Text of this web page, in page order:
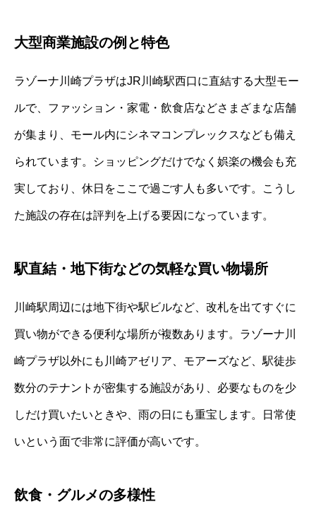
大型商業施設の例と特色
ラゾーナ川崎プラザはJR川崎駅西口に直結する大型モー
ルで、ファッション・家電・飲食店などさまざまな店舗
が集まり、モール内にシネマコンプレックスなども備え
られています。ショッピングだけでなく娯楽の機会も充
実しており、休日をここで過ごす人も多いです。こうし
た施設の存在は評判を上げる要因になっています。
駅直結・地下街などの気軽な買い物場所
川崎駅周辺には地下街や駅ビルなど、改札を出てすぐに
買い物ができる便利な場所が複数あります。ラゾーナ川
崎プラザ以外にも川崎アゼリア、モアーズなど、駅徒歩
数分のテナントが密集する施設があり、必要なものを少
しだけ買いたいときや、雨の日にも重宝します。日常使
いという面で非常に評価が高いです。
飲食・グルメの多様性